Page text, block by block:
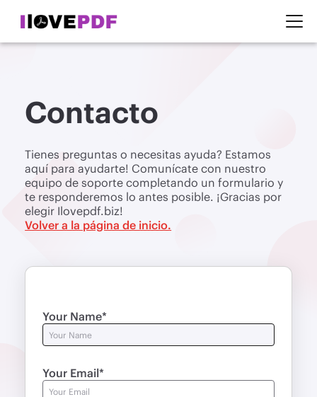
Contacto
Tienes preguntas o necesitas ayuda? Estamos
aquí para ayudarte! Comunícate con nuestro
equipo de soporte completando un formulario y
te responderemos lo antes posible. ¡Gracias por
elegir Ilovepdf.biz!
Volver a la página de inicio.
Your Name
Your Email